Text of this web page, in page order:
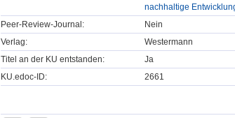
nachhaltige
Peer-Review-Journal:
Nein
Verlag:
Westermann
Titel an der KU entstanden:
Ja
KU.edoc-ID:
2661